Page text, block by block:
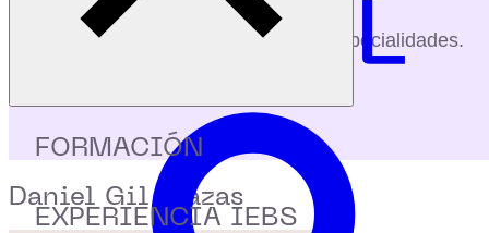
FORMACIÓN
EXPERIENCIA IEBS
Conoce a nuestros profesores y sus especialidades.
Daniel Gil Plazas